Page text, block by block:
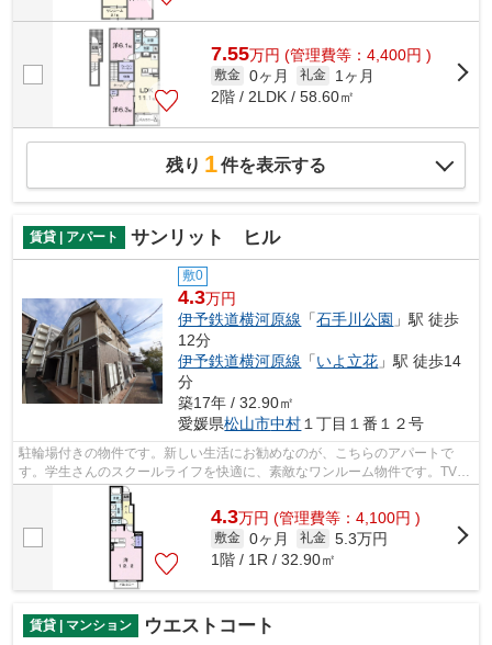
7.55万円 (管理費等：4,400円 )
敷金 0ヶ月 礼金
1ヶ月
2階 / 2LDK / 58.60㎡
残り 1件を表示する
賃貸 | アパート サンリット ヒル
敷0
4.3万円
伊予鉄道横河原線 「石手川公園 」駅 徒歩
12分
伊予鉄道横河原線 「いよ立花 」駅 徒歩14
分
築17年 / 32.90㎡
愛媛県松山市中村 １丁目１番１２号
駐輪場付きの物件です。新しい生活にお勧めなのが、こちらのアパートで
す。学生さんのスクールライフを快適に、素敵なワンルーム物件です。TVイ
ンターホンで、モニターから来訪者が確...
4.3万円 (管理費等：4,100円 )
敷金 0ヶ月 礼金 5.3万円
1階 / 1R / 32.90㎡
賃貸 | マンション ウエストコート